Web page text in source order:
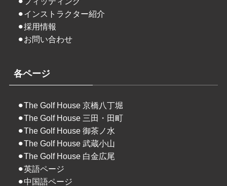
⚫︎インストラクター紹介
⚫︎採用情報
⚫︎お問い合わせ
各ページ
⚫︎The Golf House 京橋八丁堀
⚫︎The Golf House 三田・田町
⚫︎The Golf House 御茶ノ水
⚫︎The Golf House 武蔵小山
⚫︎The Golf House 白金広尾
⚫︎英語ページ
⚫︎中国語ページ